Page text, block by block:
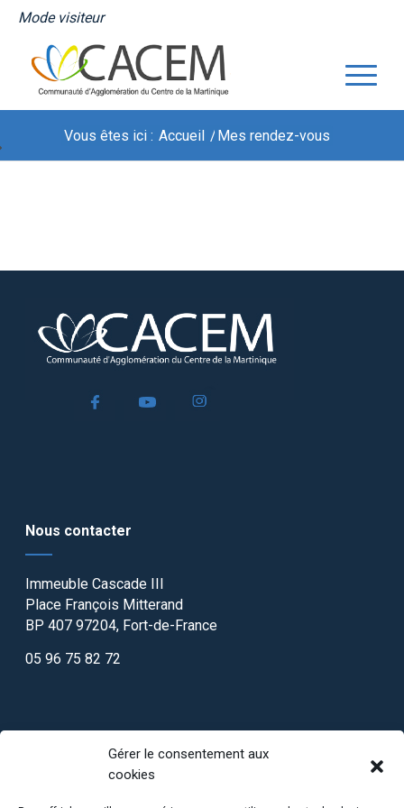
Mode visiteur
Vous êtes ici : Accueil / Mes rendez-vous
Nous contacter
Immeuble Cascade III
Place François Mitterand
BP 407 97204, Fort-de-France
05 96 75 82 72
Gérer le consentement aux
cookies